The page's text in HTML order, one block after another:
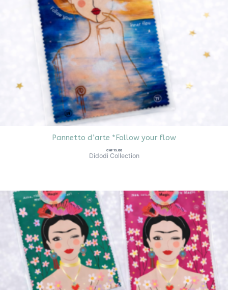
Pannetto d’arte *Follow your flow
CHF 15.00
Didodì Collection